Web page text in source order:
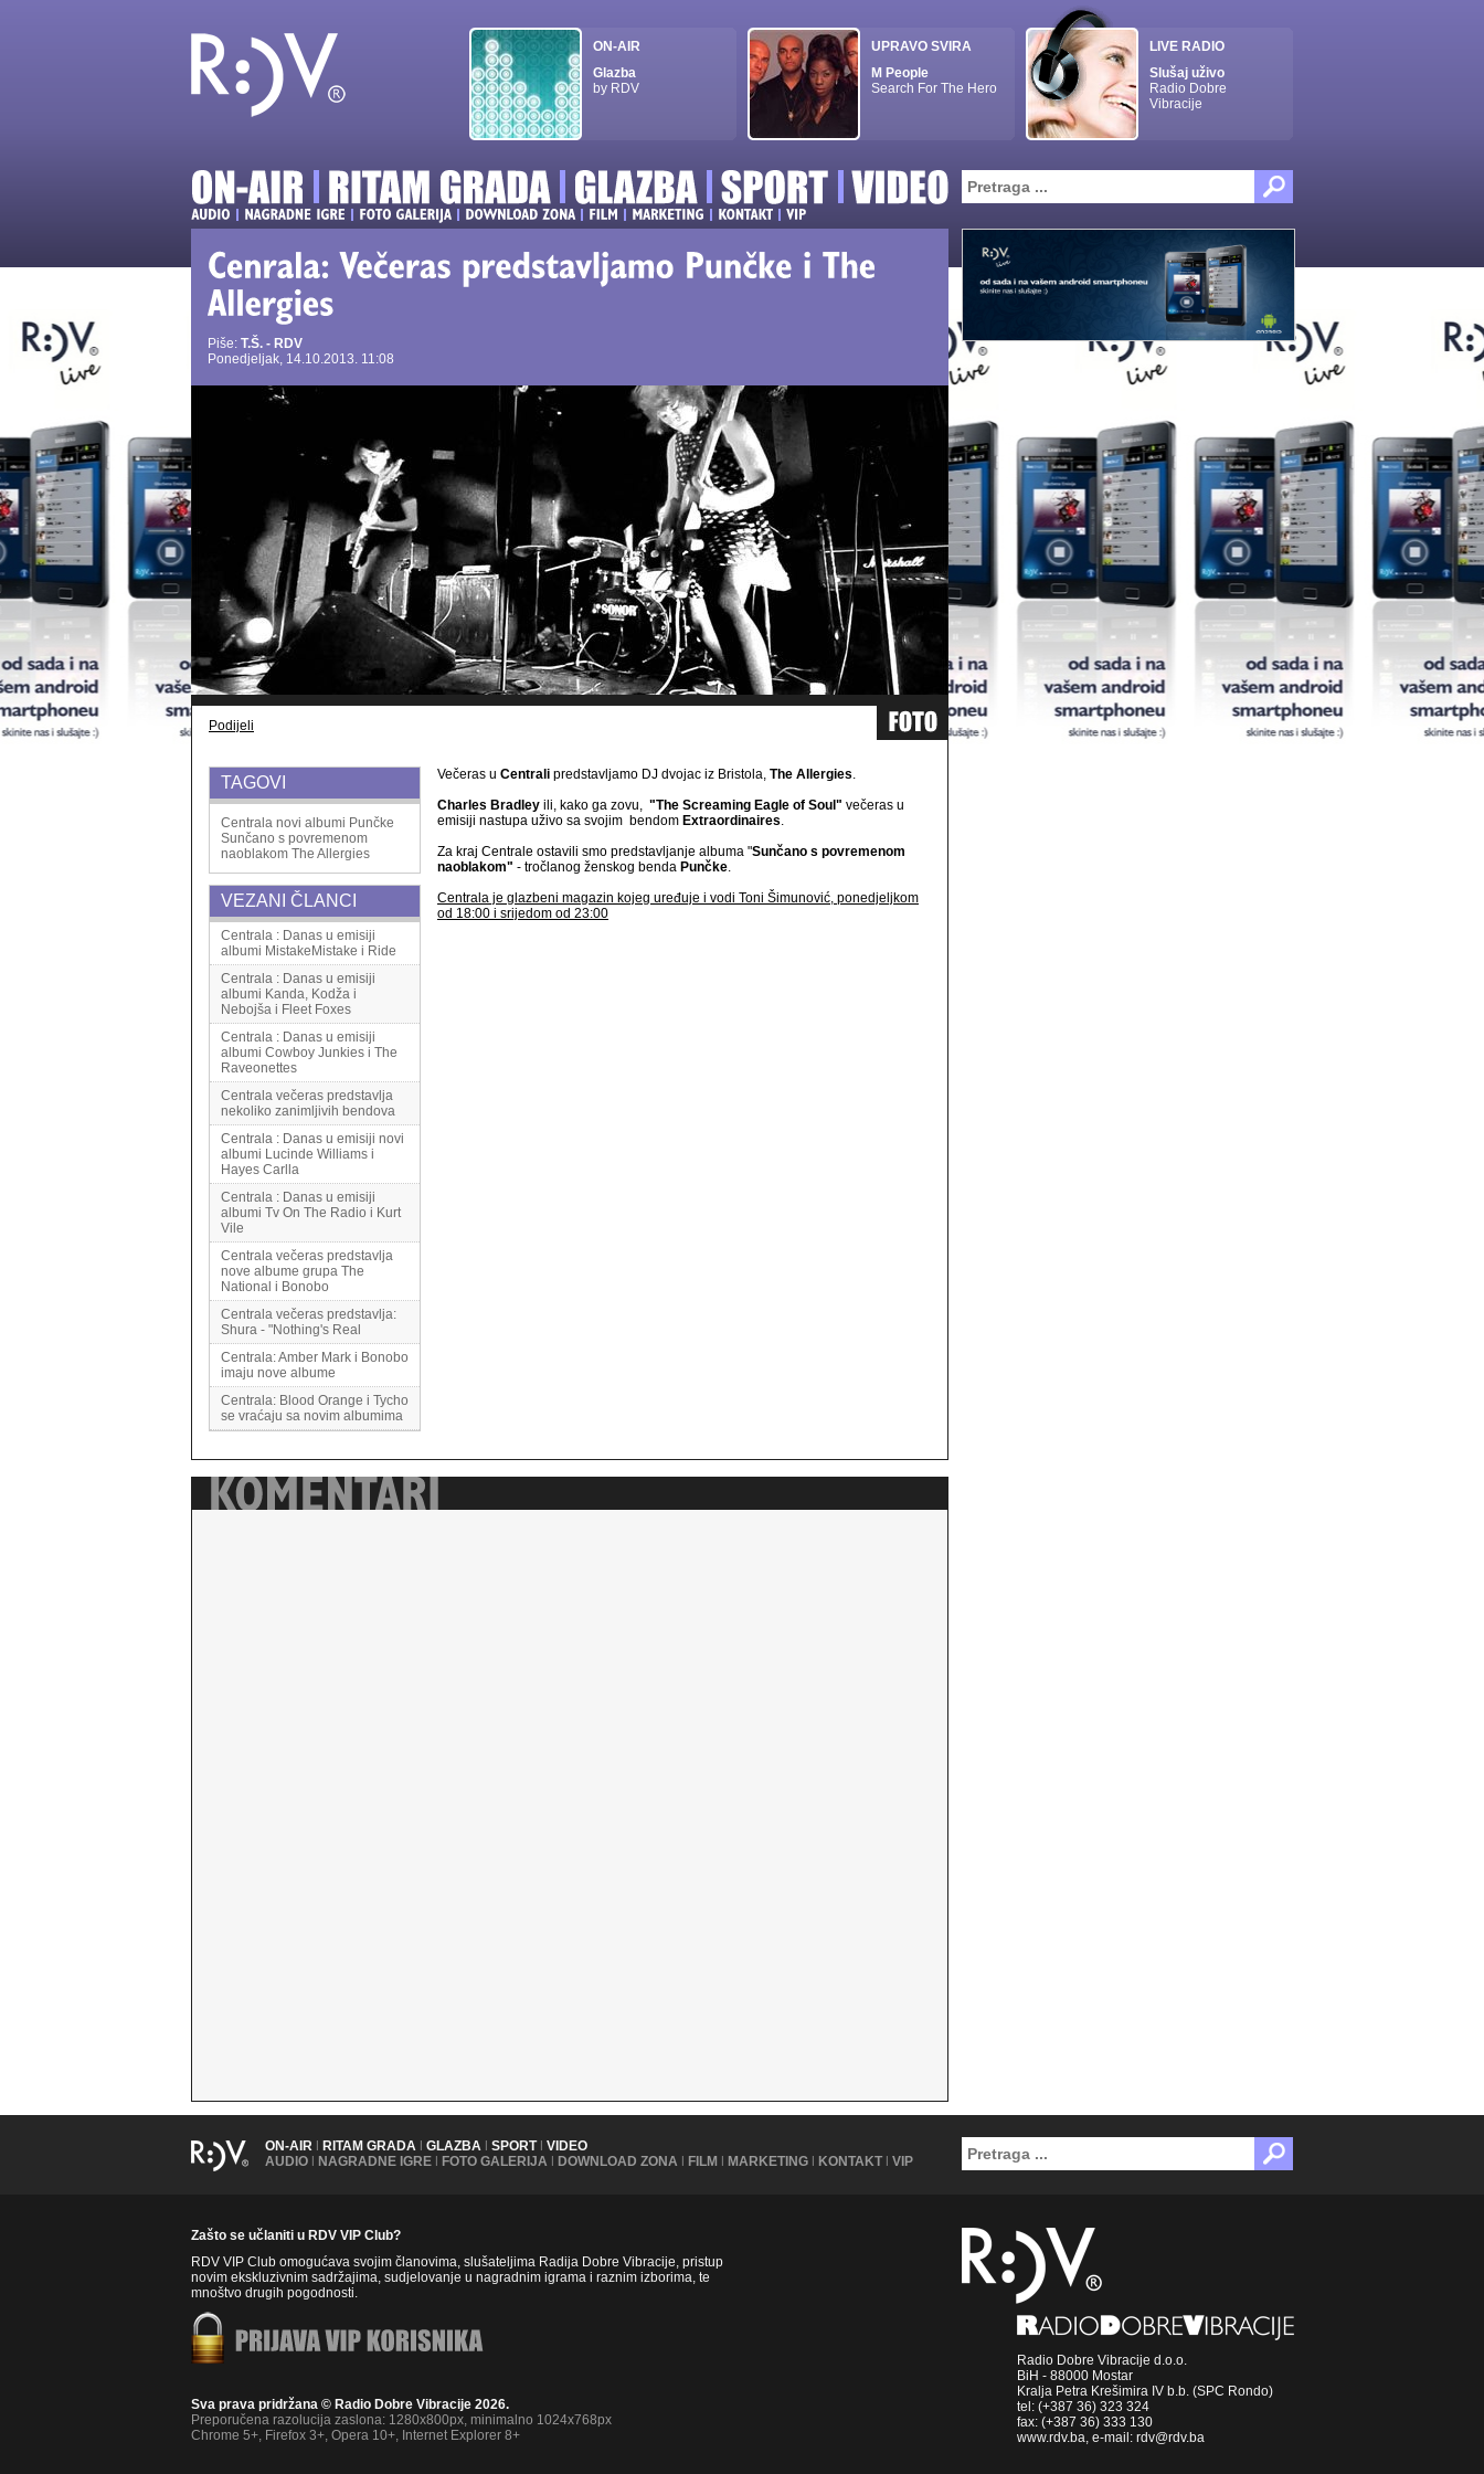
ON-AIR
Glazba
by RDV
UPRAVO SVIRA
M People
Search For The Hero
LIVE RADIO
Slušaj uživo
Radio Dobre
Vibracije
Piše: T.Š. - RDV
Ponedjeljak, 14.10.2013. 11:08
Podijeli
TAGOVI
Centrala novi albumi Punčke
Sunčano s povremenom
naoblakom The Allergies
VEZANI ČLANCI
Centrala : Danas u emisiji
albumi MistakeMistake i Ride
Centrala : Danas u emisiji
albumi Kanda, Kodža i
Nebojša i Fleet Foxes
Centrala : Danas u emisiji
albumi Cowboy Junkies i The
Raveonettes
Centrala večeras predstavlja
nekoliko zanimljivih bendova
Centrala : Danas u emisiji novi
albumi Lucinde Williams i
Hayes Carlla
Centrala : Danas u emisiji
albumi Tv On The Radio i Kurt
Vile
Centrala večeras predstavlja
nove albume grupa The
National i Bonobo
Centrala večeras predstavlja:
Shura - "Nothing's Real
Centrala: Amber Mark i Bonobo
imaju nove albume
Centrala: Blood Orange i Tycho
se vraćaju sa novim albumima
Večeras u Centrali predstavljamo DJ dvojac iz Bristola, The Allergies.
Charles Bradley ili, kako ga zovu, "The Screaming Eagle of Soul" večeras u
emisiji nastupa uživo sa svojim bendom Extraordinaires.
Za kraj Centrale ostavili smo predstavljanje albuma "Sunčano s povremenom
naoblakom" - tročlanog ženskog benda Punčke.
Centrala je glazbeni magazin kojeg uređuje i vodi Toni Šimunović, ponedjeljkom
od 18:00 i srijedom od 23:00
ON-AIR | RITAM GRADA | GLAZBA | SPORT | VIDEO
AUDIO | NAGRADNE IGRE | FOTO GALERIJA | DOWNLOAD ZONA | FILM | MARKETING | KONTAKT | VIP
Zašto se učlaniti u RDV VIP Club?
RDV VIP Club omogućava svojim članovima, slušateljima Radija Dobre Vibracije, pristup
novim ekskluzivnim sadržajima, sudjelovanje u nagradnim igrama i raznim izborima, te
mnoštvo drugih pogodnosti.
Sva prava pridržana © Radio Dobre Vibracije 2026.
Preporučena razolucija zaslona: 1280x800px, minimalno 1024x768px
Chrome 5+, Firefox 3+, Opera 10+, Internet Explorer 8+
Radio Dobre Vibracije d.o.o.
BiH - 88000 Mostar
Kralja Petra Krešimira IV b.b. (SPC Rondo)
tel: (+387 36) 323 324
fax: (+387 36) 333 130
www.rdv.ba, e-mail: rdv@rdv.ba